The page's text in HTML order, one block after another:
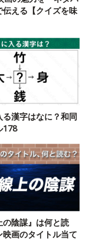
伝える【クイズを味
る漢字はなに？和同
178
の陰謀』は何と読
映画のタイトル当て